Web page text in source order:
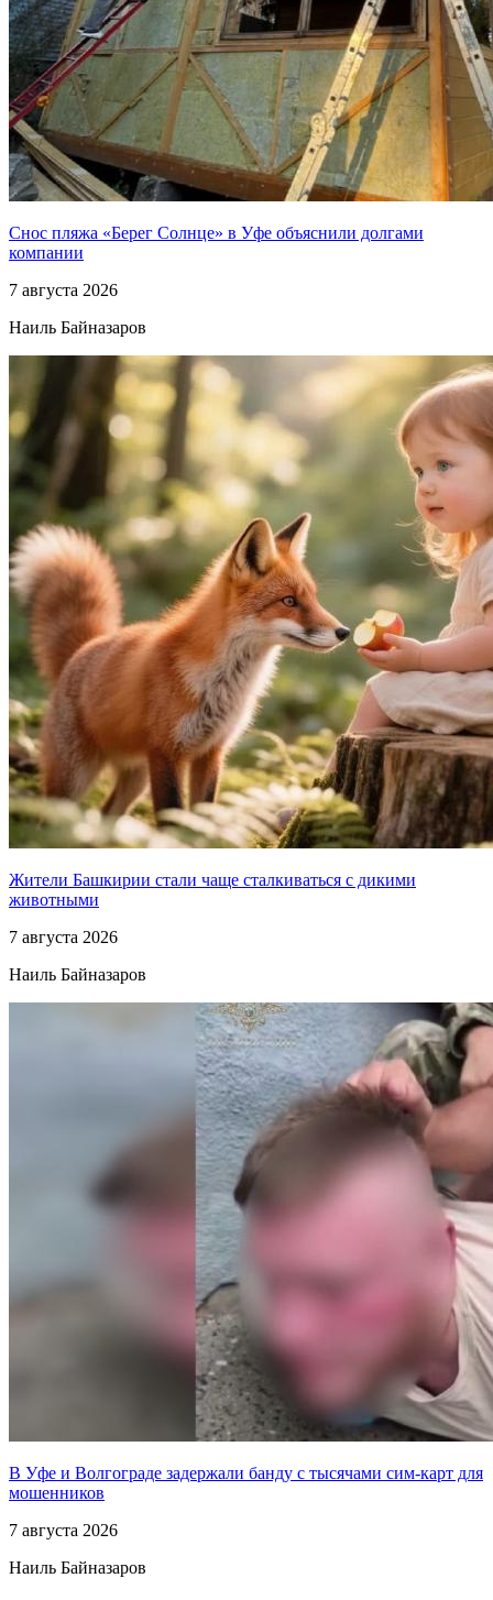
Снос пляжа «Берег Солнце» в Уфе объяснили долгами
компании
7 августа 2026
Наиль Байназаров
Жители Башкирии стали чаще сталкиваться с дикими
животными
7 августа 2026
Наиль Байназаров
В Уфе и Волгограде задержали банду с тысячами сим-карт для
мошенников
7 августа 2026
Наиль Байназаров